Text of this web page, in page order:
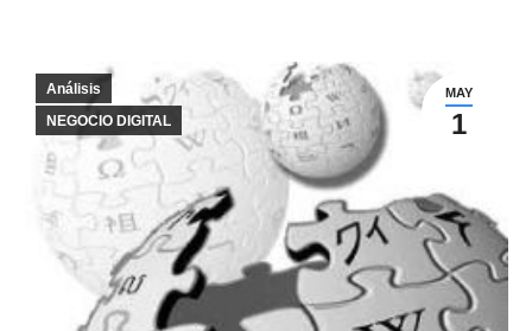
MAY
1
Análisis
NEGOCIO DIGITAL